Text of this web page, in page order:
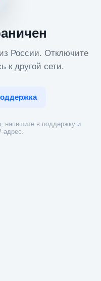
России. Отключите
к другой сети.
напишите в поддержку и
адрес.